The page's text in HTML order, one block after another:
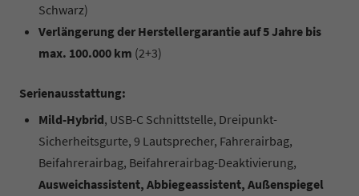
Schwarz)
Verlängerung der Herstellergarantie auf 5 Jahre bis
max. 100.000 km (2+3)
Serienausstattung:
Mild-Hybrid, USB-C Schnittstelle, Dreipunkt-
Sicherheitsgurte, 9 Lautsprecher, Fahrerairbag,
Beifahrerairbag, Beifahrerairbag-Deaktivierung,
Ausweichassistent, Abbiegeassistent, Außenspiegel